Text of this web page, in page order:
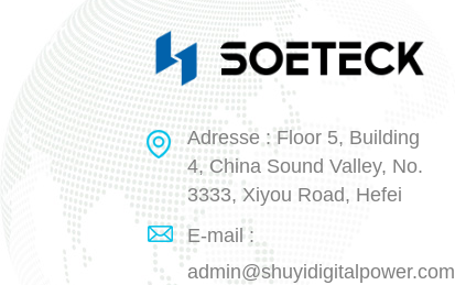
Adresse : Floor 5, Building
4, China Sound Valley, No.
3333, Xiyou Road, Hefei
E-mail :
admin@shuyidigitalpower.com